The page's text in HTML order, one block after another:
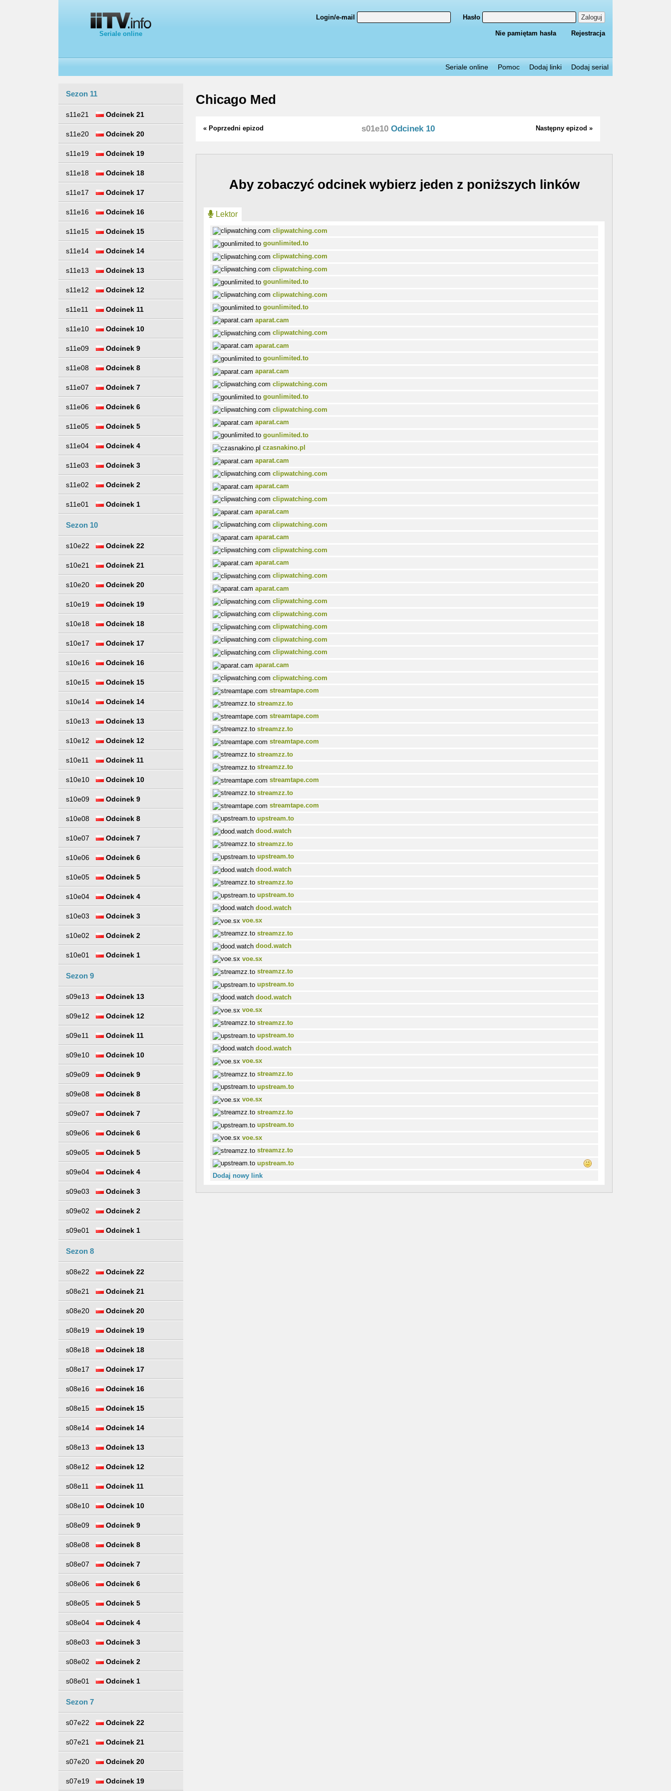
Seriale online
Login/e-mail Hasło Zaloguj
Nie pamiętam hasła Rejestracja
Seriale online Pomoc Dodaj linki Dodaj serial
Sezon 11
s11e21 Odcinek 21
s11e20 Odcinek 20
s11e19 Odcinek 19
s11e18 Odcinek 18
s11e17 Odcinek 17
s11e16 Odcinek 16
s11e15 Odcinek 15
s11e14 Odcinek 14
s11e13 Odcinek 13
s11e12 Odcinek 12
s11e11 Odcinek 11
s11e10 Odcinek 10
s11e09 Odcinek 9
s11e08 Odcinek 8
s11e07 Odcinek 7
s11e06 Odcinek 6
s11e05 Odcinek 5
s11e04 Odcinek 4
s11e03 Odcinek 3
s11e02 Odcinek 2
s11e01 Odcinek 1
Sezon 10
s10e22 Odcinek 22
s10e21 Odcinek 21
s10e20 Odcinek 20
s10e19 Odcinek 19
s10e18 Odcinek 18
s10e17 Odcinek 17
s10e16 Odcinek 16
s10e15 Odcinek 15
s10e14 Odcinek 14
s10e13 Odcinek 13
s10e12 Odcinek 12
s10e11 Odcinek 11
s10e10 Odcinek 10
s10e09 Odcinek 9
s10e08 Odcinek 8
s10e07 Odcinek 7
s10e06 Odcinek 6
s10e05 Odcinek 5
s10e04 Odcinek 4
s10e03 Odcinek 3
s10e02 Odcinek 2
s10e01 Odcinek 1
Sezon 9
s09e13 Odcinek 13
s09e12 Odcinek 12
s09e11 Odcinek 11
s09e10 Odcinek 10
s09e09 Odcinek 9
s09e08 Odcinek 8
s09e07 Odcinek 7
s09e06 Odcinek 6
s09e05 Odcinek 5
s09e04 Odcinek 4
s09e03 Odcinek 3
s09e02 Odcinek 2
s09e01 Odcinek 1
Sezon 8
s08e22 Odcinek 22
s08e21 Odcinek 21
s08e20 Odcinek 20
s08e19 Odcinek 19
s08e18 Odcinek 18
s08e17 Odcinek 17
s08e16 Odcinek 16
s08e15 Odcinek 15
s08e14 Odcinek 14
s08e13 Odcinek 13
s08e12 Odcinek 12
s08e11 Odcinek 11
s08e10 Odcinek 10
s08e09 Odcinek 9
s08e08 Odcinek 8
s08e07 Odcinek 7
s08e06 Odcinek 6
s08e05 Odcinek 5
s08e04 Odcinek 4
s08e03 Odcinek 3
s08e02 Odcinek 2
s08e01 Odcinek 1
Sezon 7
s07e22 Odcinek 22
s07e21 Odcinek 21
s07e20 Odcinek 20
s07e19 Odcinek 19
Chicago Med
« Poprzedni epizod Następny epizod »
s01e10Odcinek 10
Aby zobaczyć odcinek wybierz jeden z poniższych linków
Lektor
clipwatching.com
gounlimited.to
clipwatching.com
clipwatching.com
gounlimited.to
clipwatching.com
gounlimited.to
aparat.cam
clipwatching.com
aparat.cam
gounlimited.to
aparat.cam
clipwatching.com
gounlimited.to
clipwatching.com
aparat.cam
gounlimited.to
czasnakino.pl
aparat.cam
clipwatching.com
aparat.cam
clipwatching.com
aparat.cam
clipwatching.com
aparat.cam
clipwatching.com
aparat.cam
clipwatching.com
aparat.cam
clipwatching.com
clipwatching.com
clipwatching.com
clipwatching.com
clipwatching.com
aparat.cam
clipwatching.com
streamtape.com
streamzz.to
streamtape.com
streamzz.to
streamtape.com
streamzz.to
streamzz.to
streamtape.com
streamzz.to
streamtape.com
upstream.to
dood.watch
streamzz.to
upstream.to
dood.watch
streamzz.to
upstream.to
dood.watch
voe.sx
streamzz.to
dood.watch
voe.sx
streamzz.to
upstream.to
dood.watch
voe.sx
streamzz.to
upstream.to
dood.watch
voe.sx
streamzz.to
upstream.to
voe.sx
streamzz.to
upstream.to
voe.sx
streamzz.to
upstream.to
Dodaj nowy link